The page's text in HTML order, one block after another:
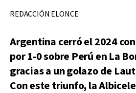
REDACCIÓN ELONCE
Argentina cerró el 2024
por 1-0 sobre Perú en La
gracias a un golazo de
Con este triunfo, la